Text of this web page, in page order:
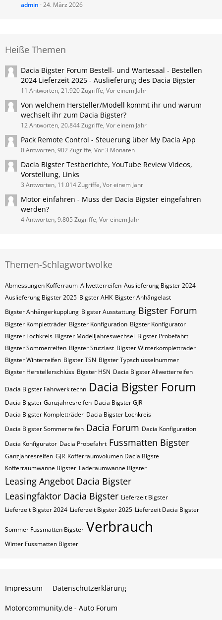
admin 24. März 2026
Heiße Themen
Dacia Bigster Forum Bestell- und Wartesaal - Bestellen
2024 Lieferzeit 2025 - Auslieferung des Dacia Bigster
11 Antworten, 21.920 Zugriffe, Vor einem Jahr
Von welchem Hersteller/Modell kommt ihr und warum
wechselt ihr zum Dacia Bigster?
12 Antworten, 20.844 Zugriffe, Vor einem Jahr
Pack Remote Control - Steuerung über My Dacia App
0 Antworten, 902 Zugriffe, Vor 3 Monaten
Dacia Bigster Testberichte, YouTube Review Videos,
Vorstellung, Links
3 Antworten, 11.014 Zugriffe, Vor einem Jahr
Motor einfahren - Muss der Dacia Bigster eingefahren
werden?
4 Antworten, 9.805 Zugriffe, Vor einem Jahr
Themen-Schlagwortwolke
Abmessungen Kofferraum Allwetterreifen Auslieferung Bigster 2024
Auslieferung Bigster 2025 Bigster AHK Bigster Anhängelast
Bigster Anhängerkupplung Bigster Ausstattung Bigster Forum
Bigster Kompletträder Bigster Konfiguration Bigster Konfigurator
Bigster Lochkreis Bigster Modelljahreswechsel Bigster Probefahrt
Bigster Sommerreifen Bigster Stützlast Bigster Winterkompletträder
Bigster Winterreifen Bigster​​​​ TSN Bigster​​​​ Typschlüsselnummer
Bigster​​​​​ Herstellerschlüss Bigster​​​​​ HSN Dacia Bigster Allwetterreifen
Dacia Bigster Fahrwerk techn Dacia Bigster Forum
Dacia Bigster Ganzjahresreifen Dacia Bigster GJR
Dacia Bigster Kompletträder Dacia Bigster Lochkreis
Dacia Bigster Sommerreifen Dacia Forum Dacia Konfiguration
Dacia Konfigurator Dacia Probefahrt Fussmatten Bigster
Ganzjahresreifen GJR Kofferraumvolumen Dacia Bigste
Kofferraumwanne Bigster Laderaumwanne Bigster
Leasing Angebot Dacia Bigster
Leasingfaktor Dacia Bigster Lieferzeit Bigster
Lieferzeit Bigster 2024 Lieferzeit Bigster 2025 Lieferzeit Dacia Bigster
Sommer Fussmatten Bigster Verbrauch
Winter Fussmatten Bigster
Impressum Datenschutzerklärung
Motorcommunity.de - Auto Forum